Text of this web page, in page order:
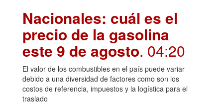
Nacionales: cuál es el
precio de la gasolina
este 9 de agosto. 04:20
El valor de los combustibles en el país puede variar
debido a una diversidad de factores como son los
costos de referencia, impuestos y la logística para el
traslado